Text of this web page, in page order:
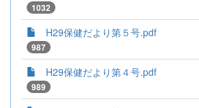
1032
H29保健だより第５号.pdf
987
H29保健だより第４号.pdf
989